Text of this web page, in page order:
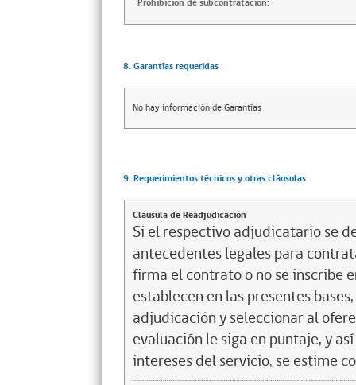
Prohibición de subcontratación:
8. Garantías requeridas
No hay información de Garantías
9. Requerimientos técnicos y otras cláusulas
Cláusula de Readjudicación
Si el respectivo adjudicatario se
antecedentes legales para
firma el contrato o no se inscribe
establecen en las presentes
adjudicación y seleccionar al
evaluación le siga en puntaje, y
intereses del servicio, se estime